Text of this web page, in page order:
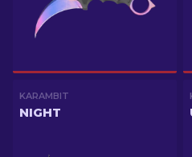
KARAMBIT
NIGHT